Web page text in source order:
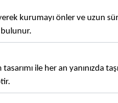
kurumayı önler ve uzun
bulunur.
ile her an yanınızda